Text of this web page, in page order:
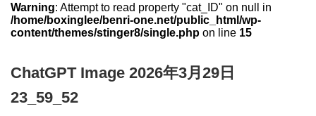
Warning: Attempt to read property "cat_ID" on null in
/home/boxinglee/benri-one.net/public_html/wp-
content/themes/stinger8/single.php on line 15
ChatGPT Image 2026年3月29日
23_59_52